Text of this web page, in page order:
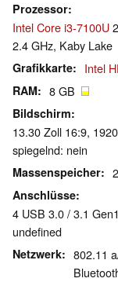
Prozessor
Intel Core i3-7100U
2.4 GHz, Kaby Lake
Grafikkarte Intel
RAM 8 GB
Bildschirm
13.30 Zoll 16:9,
spiegelnd: nein
Massenspeicher
Anschlüsse
4 USB 3.0 / 3.1
undefined
Netzwerk
802.11